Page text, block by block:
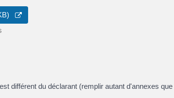
différent du déclarant (remplir autant d'annexes que